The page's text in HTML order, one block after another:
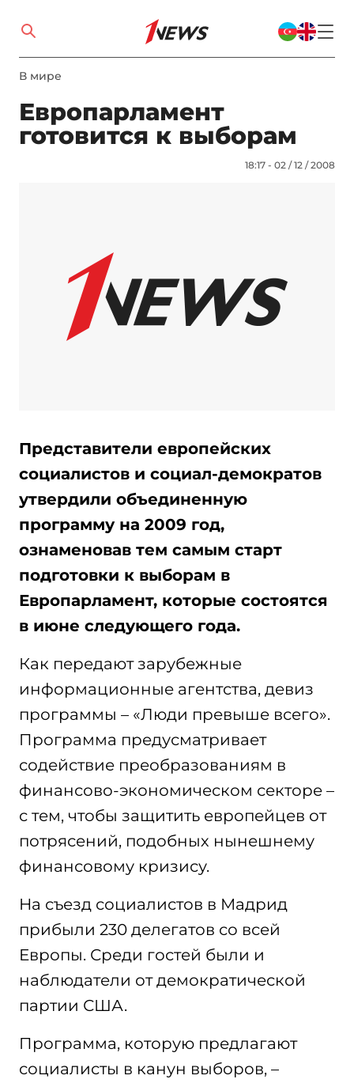
В мире
Европарламент
готовится к выборам
18:17 - 02 / 12 / 2008
Представители европейских
социалистов и социал-демократов
утвердили объединенную
программу на 2009 год,
ознаменовав тем самым старт
подготовки к выборам в
Европарламент, которые состоятся
в июне следующего года.
Как передают зарубежные
информационные агентства, девиз
программы – «Люди превыше всего».
Программа предусматривает
содействие преобразованиям в
финансово-экономическом секторе –
с тем, чтобы защитить европейцев от
потрясений, подобных нынешнему
финансовому кризису.
На съезд социалистов в Мадрид
прибыли 230 делегатов со всей
Европы. Среди гостей были и
наблюдатели от демократической
партии США.
Программа, которую предлагают
социалисты в канун выборов, –